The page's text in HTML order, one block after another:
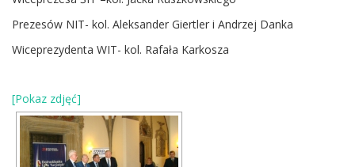
Prezesów NIT- kol. Aleksander Giertler i Andrzej Danka
Wiceprezydenta WIT- kol. Rafała Karkosza
[Pokaz zdjęć]